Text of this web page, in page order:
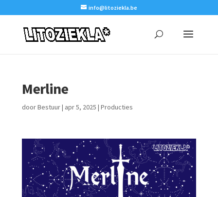
info@litoziekla.be
Merline
doorBestuur| apr 5, 2025 | Producties